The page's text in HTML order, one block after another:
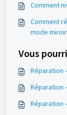
Comment
Comment
mode miroir
Vous
Réparation
Réparation
Réparation